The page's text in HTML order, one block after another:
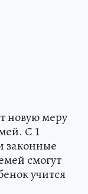
новую меру
С 1
законные
смогут
учится